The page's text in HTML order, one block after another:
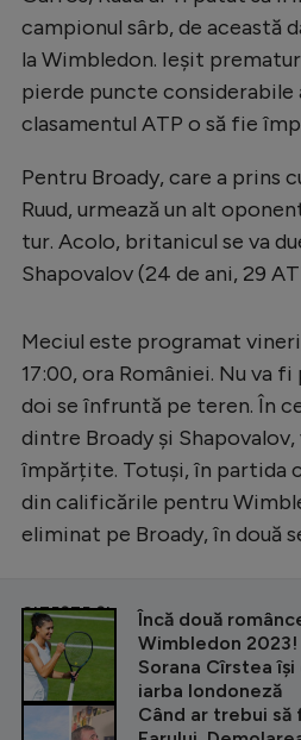
campionul sârb, de această
la Wimbledon. Ieșit
pierde puncte considerabile
clasamentul ATP o să fie
Pentru Broady, care a prins
Ruud, urmează un alt
tur. Acolo, britanicul se va
Shapovalov (24 de ani, 29
Meciul este programat
17:00, ora României. Nu va
doi se înfruntă pe teren. În
dintre Broady și
împărțite. Totuși, în partida
din calificările pentru
eliminat pe Broady, în două
CITEȘTE ȘI
Încă două
Wimbledon
Sorana Cîrstea
iarba londoneză
Când ar trebui